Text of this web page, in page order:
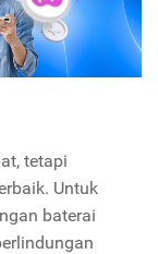
tetapi
Untuk
baterai